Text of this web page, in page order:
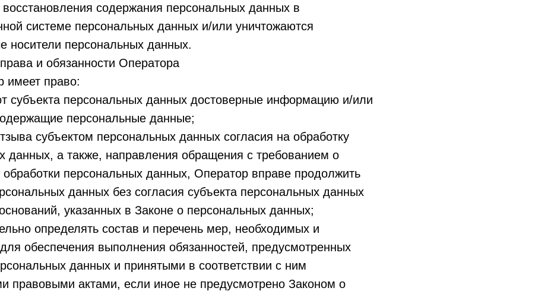
содержания персональных данных в
системе персональных данных и/или уничтожаются
носители персональных данных.
и обязанности Оператора
имеет право:
субъекта персональных данных достоверные информацию и/или
персональные данные;
субъектом персональных данных согласия на обработку
данных, а также, направления обращения с требованием о
персональных данных, Оператор вправе продолжить
данных без согласия субъекта персональных данных
указанных в Законе о персональных данных;
определять состав и перечень мер, необходимых и
обеспечения выполнения обязанностей, предусмотренных
данных и принятыми в соответствии с ним
правовыми актами, если иное не предусмотрено Законом о